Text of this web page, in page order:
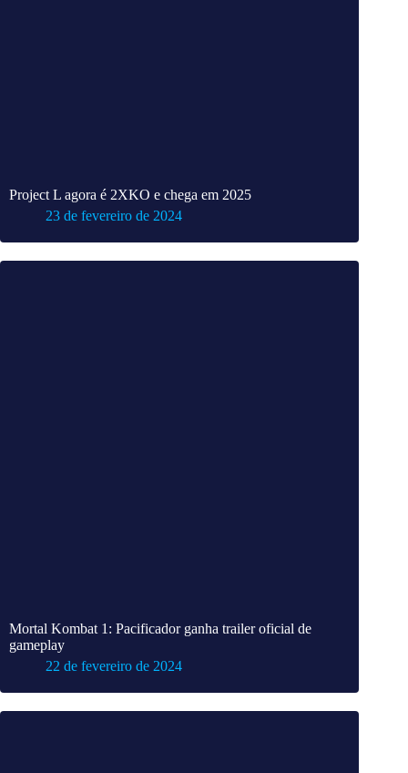
Project L agora é 2XKO e chega em 2025
23 de fevereiro de 2024
Mortal Kombat 1: Pacificador ganha trailer oficial de
gameplay
22 de fevereiro de 2024